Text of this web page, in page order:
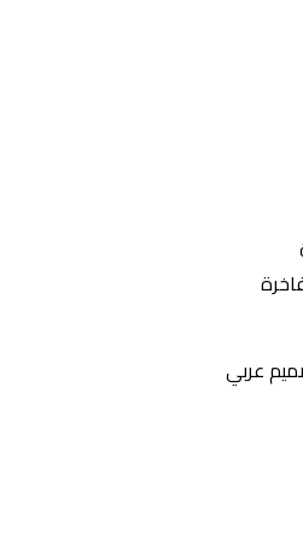
عربي